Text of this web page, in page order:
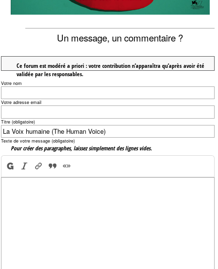
Un message, un commentaire ?
Ce forum est modéré a priori : votre contribution n’apparaîtra qu’après avoir été
validée par les responsables.
Votre nom
Votre adresse email
Titre (obligatoire)
Texte de votre message (obligatoire)
Pour créer des paragraphes, laissez simplement des lignes vides.